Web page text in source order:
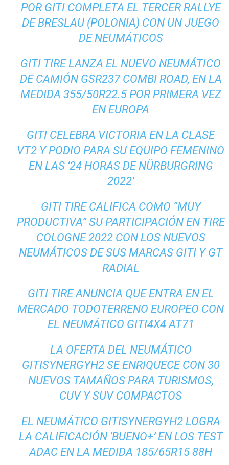
POR GITI COMPLETA EL TERCER RALLYE
DE BRESLAU (POLONIA) CON UN JUEGO
DE NEUMÁTICOS
GITI TIRE LANZA EL NUEVO NEUMÁTICO
DE CAMIÓN GSR237 COMBI ROAD, EN LA
MEDIDA 355/50R22.5 POR PRIMERA VEZ
EN EUROPA
GITI CELEBRA VICTORIA EN LA CLASE
VT2 Y PODIO PARA SU EQUIPO FEMENINO
EN LAS ‘24 HORAS DE NÜRBURGRING
2022’
GITI TIRE CALIFICA COMO “MUY
PRODUCTIVA” SU PARTICIPACIÓN EN TIRE
COLOGNE 2022 CON LOS NUEVOS
NEUMÁTICOS DE SUS MARCAS GITI Y GT
RADIAL
GITI TIRE ANUNCIA QUE ENTRA EN EL
MERCADO TODOTERRENO EUROPEO CON
EL NEUMÁTICO GITI4X4 AT71
LA OFERTA DEL NEUMÁTICO
GITISYNERGYH2 SE ENRIQUECE CON 30
NUEVOS TAMAÑOS PARA TURISMOS,
CUV Y SUV COMPACTOS
EL NEUMÁTICO GITISYNERGYH2 LOGRA
LA CALIFICACIÓN ‘BUENO+’ EN LOS TEST
ADAC EN LA MEDIDA 185/65R15 88H